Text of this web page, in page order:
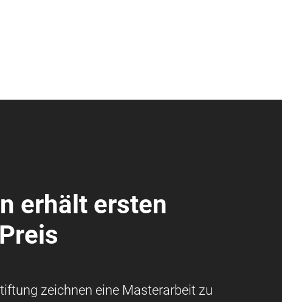
erhält ersten
zeichnen eine Masterarbeit zu